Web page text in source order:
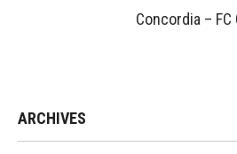
Concordia –
ARCHIVES